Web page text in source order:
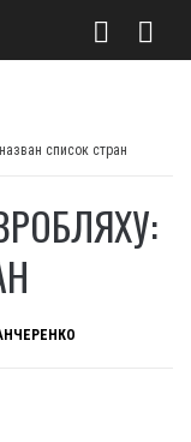
список стран